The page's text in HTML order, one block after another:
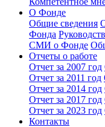
О Фонде
Общие сведения
Фонда
СМИ о Фонде
Отчеты о работе
Отчет за 2007 год
Отчет за 2011 год
Отчет за 2014 год
Отчет за 2017 год
Отчет за 2023 год
Контакты